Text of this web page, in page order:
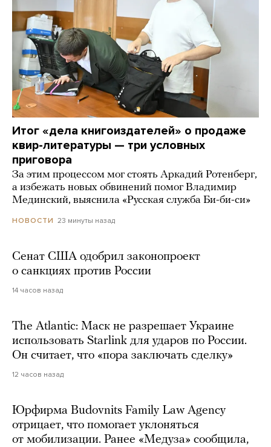
Итог «дела книгоиздателей» о продаже
квир-литературы — три условных
приговора
За этим процессом мог стоять Аркадий Ротенберг,
а избежать новых обвинений помог Владимир
Мединский, выяснила «Русская служба Би-би-си»
НОВОСТИ 23 минуты назад
Сенат США одобрил законопроект
о санкциях против России
14 часов назад
The Atlantic: Маск не разрешает Украине
использовать Starlink для ударов по России.
Он считает, что «пора заключать сделку»
12 часов назад
Юрфирма Budovnits Family Law Agency
отрицает, что помогает уклоняться
от мобилизации. Ранее «Медуза» сообщила,